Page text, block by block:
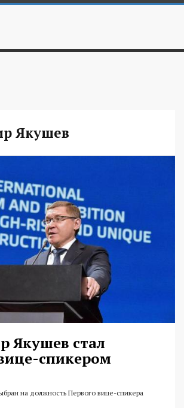
Якушев
Якушев стал
спикером
на должность Первого вице-спикера